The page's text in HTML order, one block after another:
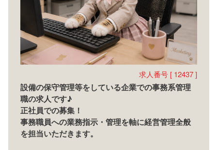
求人番号 [ 12437 ]
設備の保守管理等をしている企業での事務系管理
職の求人です♪
正社員での募集！
事務職員への業務指示・管理を軸に経営管理全般
を担当いただきます。